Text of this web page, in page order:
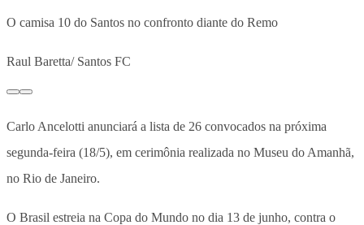
O camisa 10 do Santos no confronto diante do Remo
Raul Baretta/ Santos FC
Carlo Ancelotti anunciará a lista de 26 convocados na próxima
segunda-feira (18/5), em cerimônia realizada no Museu do Amanhã,
no Rio de Janeiro.
O Brasil estreia na Copa do Mundo no dia 13 de junho, contra o